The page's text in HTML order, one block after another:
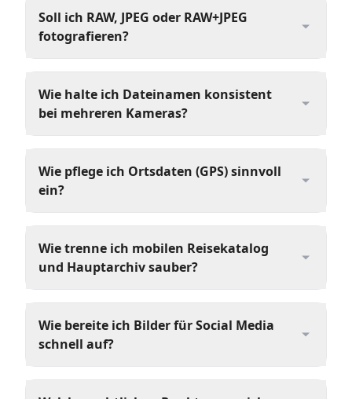
Soll ich RAW, JPEG oder RAW+JPEG
fotografieren?
Wie halte ich Dateinamen konsistent
bei mehreren Kameras?
Wie pflege ich Ortsdaten (GPS) sinnvoll
ein?
Wie trenne ich mobilen Reisekatalog
und Hauptarchiv sauber?
Wie bereite ich Bilder für Social Media
schnell auf?